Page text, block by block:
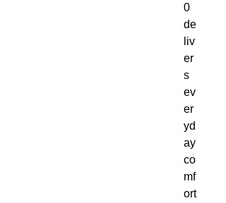
0
de
liv
er
s
ev
er
yd
ay
co
mf
ort